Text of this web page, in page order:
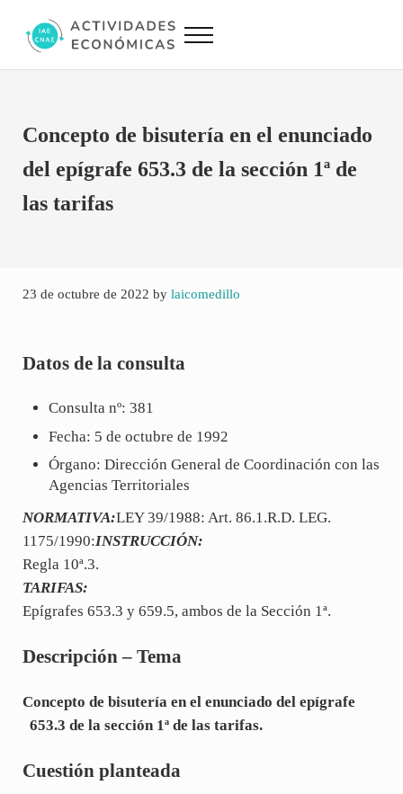
Actividades Económicas IAE CNAE
Menu
Concepto de bisutería en el enunciado
del epígrafe 653.3 de la sección 1ª de
las tarifas
23 de octubre de 2022 by laicomedillo
Datos de la consulta
Consulta nº: 381
Fecha: 5 de octubre de 1992
Órgano: Dirección General de Coordinación con las
Agencias Territoriales
NORMATIVA:LEY 39/1988: Art. 86.1.R.D. LEG.
1175/1990:INSTRUCCIÓN:
Regla 10ª.3.
TARIFAS:
Epígrafes 653.3 y 659.5, ambos de la Sección 1ª.
Descripción – Tema
Concepto de bisutería en el enunciado del epígrafe
653.3 de la sección 1ª de las tarifas.
Cuestión planteada